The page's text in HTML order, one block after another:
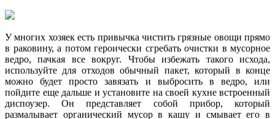
У многих хозяек есть привычка чистить грязные овощи прямо
в раковину, а потом героически сгребать очистки в мусорное
ведро, пачкая все вокруг. Чтобы избежать такого исхода,
используйте для отходов обычный пакет, который в конце
можно будет просто завязать и выбросить в ведро, или
пойдите еще дальше и установите на своей кухне встроенный
диспоузер. Он представляет собой прибор, который
размалывает органический мусор в кашу и смывает его в